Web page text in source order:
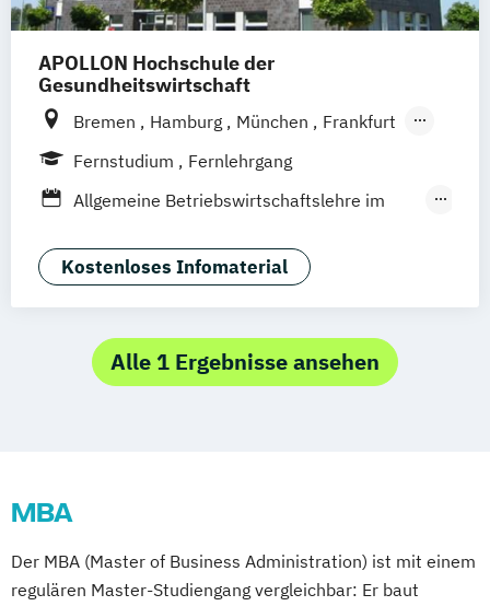
APOLLON Hochschule der
Gesundheitswirtschaft
Bremen Hamburg München
Frankfurt
Köln
Göttingen Leipzig
Stuttgart
Fernstudium
Fernlehrgang
Allgemeine Betriebswirtschaftslehre im
Gesundheitsökonomie
Health Economics & Management
Kostenloses Infomaterial
Alle 1 Ergebnisse ansehen
MBA
Der MBA (Master of Business Administration) ist mit einem
regulären Master-Studiengang vergleichbar: Er baut